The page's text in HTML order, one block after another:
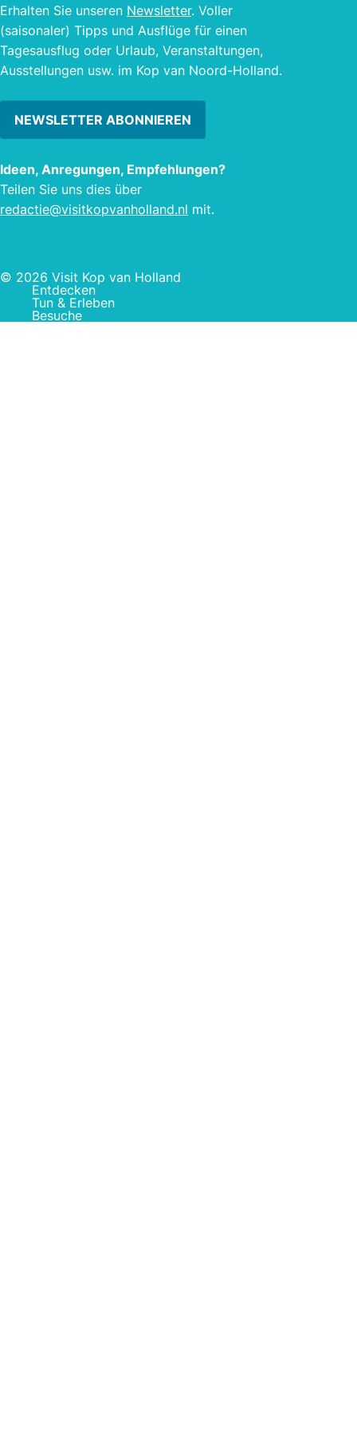
gezang mocht niet hoorbaar zijn.
Erhalten Sie unseren Newsletter. Voller
(saisonaler) Tipps und Ausflüge für einen
Tagesausflug oder Urlaub, Veranstaltungen,
Ausstellungen usw. im Kop van Noord-Holland.
NEWSLETTER ABONNIEREN
Ideen, Anregungen, Empfehlungen?
Teilen Sie uns dies über
redactie@visitkopvanholland.nl mit.
© 2026 Visit Kop van Holland
Entdecken
Tun & Erleben
Besuche